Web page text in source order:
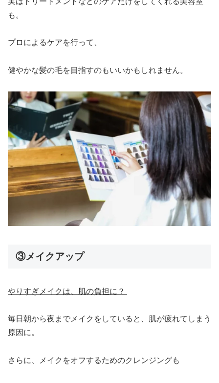
も。
プロによるケアを行って、
健やかな髪の毛を目指すのもいいかもしれません。
③メイクアップ
やりすぎメイクは、肌の負担に？
毎日朝から夜までメイクをしていると、肌が疲れてしまう
原因に。
さらに、メイクをオフするためのクレンジングも